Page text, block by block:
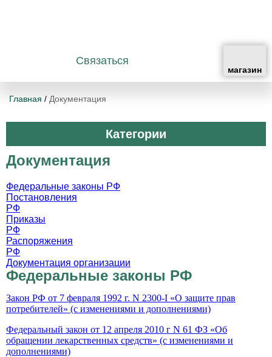
Связаться
Главная / Документация
Категории
Документация
Федеральные законы РФ
Постановления
РФ
Приказы
РФ
Распоряжения
РФ
Документация организации
Федеральные законы РФ
Закон РФ от 7 февраля 1992 г. N 2300-I «О защите прав
потребителей» (с изменениями и дополнениями)
Федеральный закон от 12 апреля 2010 г N 61 ФЗ «Об
обращении лекарственных средств» (с изменениями и
дополнениями)